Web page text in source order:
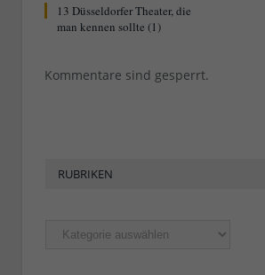
13 Düsseldorfer Theater, die
man kennen sollte (1)
Kommentare sind gesperrt.
RUBRIKEN
Rubriken